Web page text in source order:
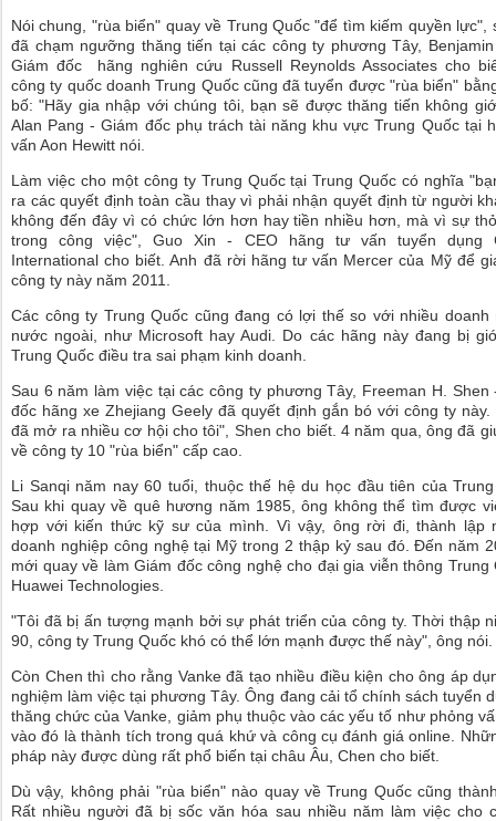
Nói chung, "rùa biển" quay về Trung Quốc "để tìm kiếm quyền lực",
đã chạm ngưỡng thăng tiến tại các công ty phương Tây,
Giám đốc hãng nghiên cứu Russell Reynolds Associates cho
công ty quốc doanh Trung Quốc cũng đã tuyển được "rùa biển"
bố: "Hãy gia nhập với chúng tôi, bạn sẽ được thăng tiến không
Alan Pang - Giám đốc phụ trách tài năng khu vực Trung Quốc tại
vấn Aon Hewitt nói.
Làm việc cho một công ty Trung Quốc tại Trung Quốc có nghĩa
ra các quyết định toàn cầu thay vì phải nhận quyết định từ người
không đến đây vì có chức lớn hơn hay tiền nhiều hơn, mà vì sự
trong công việc", Guo Xin - CEO hãng tư vấn tuyển dụng
International cho biết. Anh đã rời hãng tư vấn Mercer của Mỹ để
công ty này năm 2011.
Các công ty Trung Quốc cũng đang có lợi thế so với nhiều doanh
nước ngoài, như Microsoft hay Audi. Do các hãng này đang bị
Trung Quốc điều tra sai phạm kinh doanh.
Sau 6 năm làm việc tại các công ty phương Tây, Freeman H. Shen
đốc hãng xe Zhejiang Geely đã quyết định gắn bó với công ty này.
đã mở ra nhiều cơ hội cho tôi", Shen cho biết. 4 năm qua, ông đã
về công ty 10 "rùa biển" cấp cao.
Li Sanqi năm nay 60 tuổi, thuộc thế hệ du học đầu tiên của
Sau khi quay về quê hương năm 1985, ông không thể tìm được
hợp với kiến thức kỹ sư của mình. Vì vậy, ông rời đi, thành lập
doanh nghiệp công nghệ tại Mỹ trong 2 thập kỷ sau đó. Đến năm
mới quay về làm Giám đốc công nghệ cho đại gia viễn thông Trung
Huawei Technologies.
"Tôi đã bị ấn tượng mạnh bởi sự phát triển của công ty. Thời thập
90, công ty Trung Quốc khó có thể lớn mạnh được thế này", ông nói.
Còn Chen thì cho rằng Vanke đã tạo nhiều điều kiện cho ông áp
nghiệm làm việc tại phương Tây. Ông đang cải tổ chính sách tuyển
thăng chức của Vanke, giảm phụ thuộc vào các yếu tố như phỏng
vào đó là thành tích trong quá khứ và công cụ đánh giá online.
pháp này được dùng rất phổ biến tại châu Âu, Chen cho biết.
Dù vậy, không phải "rùa biển" nào quay về Trung Quốc cũng
Rất nhiều người đã bị sốc văn hóa sau nhiều năm làm việc cho